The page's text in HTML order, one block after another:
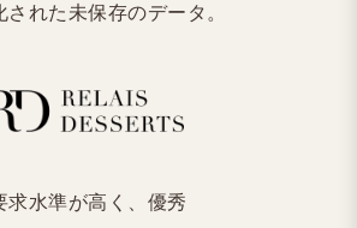
された未保存のデータ。
求水準が高く、優秀